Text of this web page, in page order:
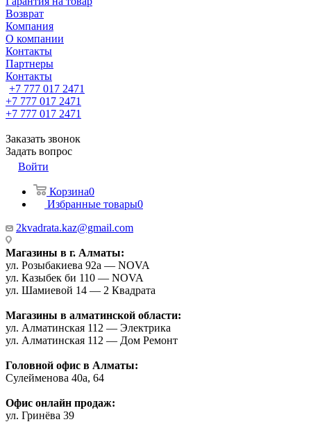
Возврат
Компания
О компании
Контакты
Партнеры
Контакты
+7 777 017 2471
+7 777 017 2471
+7 777 017 2471
Заказать звонок
Задать вопрос
Войти
Корзина0
Избранные товары0
2kvadrata.kaz@gmail.com
Магазины в г. Алматы:
ул. Розыбакиева 92а — NOVA
ул. Казыбек би 110 — NOVA
ул. Шамиевой 14 — 2 Квадрата
Магазины в алматинской области:
ул. Алматинская 112 — Электрика
ул. Алматинская 112 — Дом Ремонт
Головной офис в Алматы:
Сулейменова 40а, 64
Офис онлайн продаж:
ул. Гринёва 39